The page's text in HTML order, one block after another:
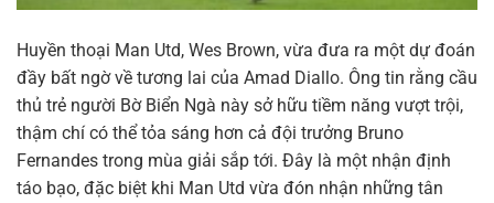
Huyền thoại Man Utd, Wes Brown, vừa đưa ra một dự đoán
đầy bất ngờ về tương lai của Amad Diallo. Ông tin rằng cầu
thủ trẻ người Bờ Biển Ngà này sở hữu tiềm năng vượt trội,
thậm chí có thể tỏa sáng hơn cả đội trưởng Bruno
Fernandes trong mùa giải sắp tới. Đây là một nhận định
táo bạo, đặc biệt khi Man Utd vừa đón nhận những tân